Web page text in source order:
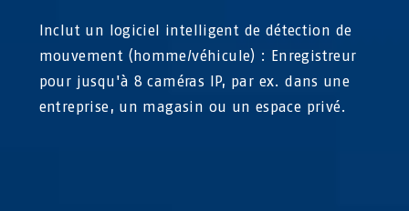
Inclut un logiciel intelligent de détection de
mouvement (homme/véhicule) : Enregistreur
pour jusqu'à 8 caméras IP, par ex. dans une
entreprise, un magasin ou un espace privé.